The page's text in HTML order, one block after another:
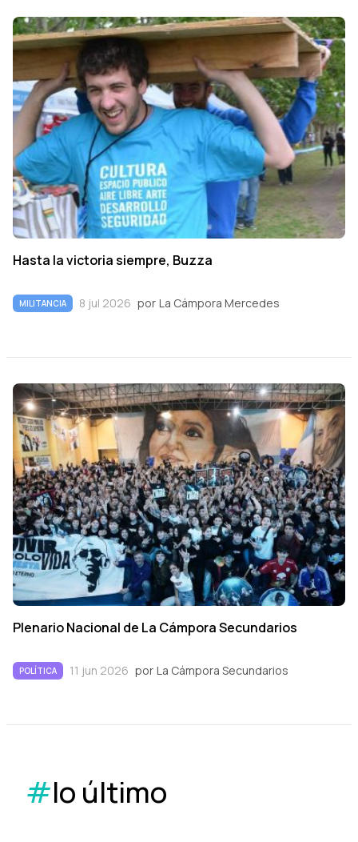
Hasta la victoria siempre, Buzza
MILITANCIA 8 jul 2026 por La Cámpora Mercedes
Plenario Nacional de La Cámpora Secundarios
POLÍTICA 11 jun 2026 por La Cámpora Secundarios
#lo último